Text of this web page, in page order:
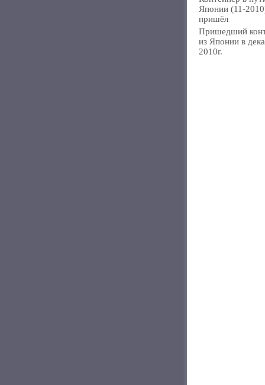
Японии (11-
пришёл
Пришедший
из Японии в
2010г.